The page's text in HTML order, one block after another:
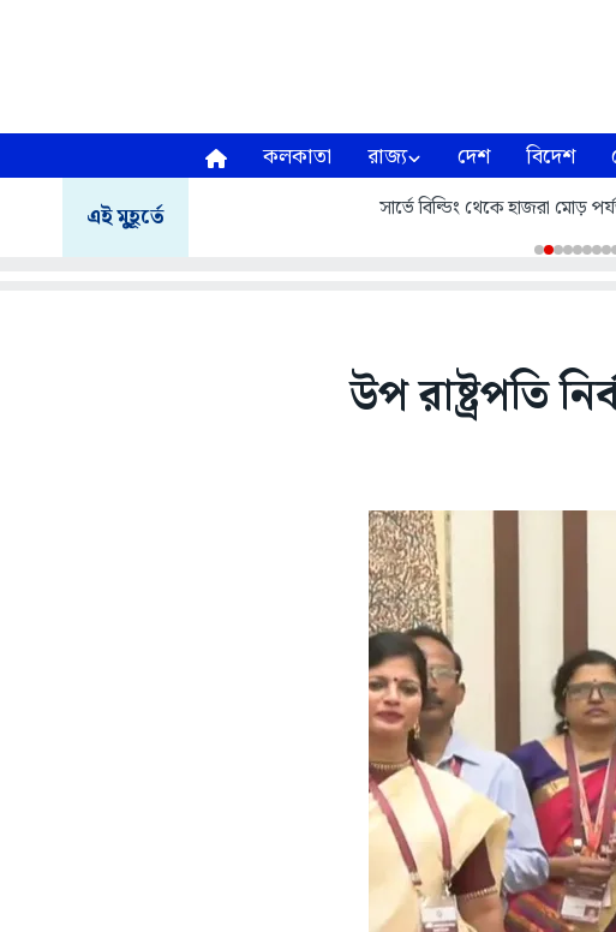
কলকাতা রাজ্য দেশ বিদেশ
এই মুহূর্তে সার্ভে বিল্ডিং থেকে হাজরা মোড়
উপ রাষ্ট্রপতি